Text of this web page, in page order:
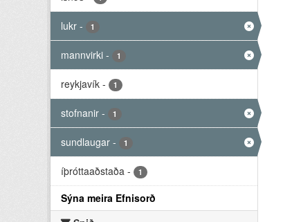
lukr - 1
mannvirki - 1
reykjavík - 1
stofnanir - 1
sundlaugar - 1
íþróttaaðstaða - 1
Sýna meira Efnisorð